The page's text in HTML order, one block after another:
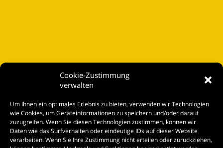
Cookie-Zustimmung
verwalten
Um Ihnen ein optimales Erlebnis zu bieten, verwenden wir Technologien
wie Cookies, um Geräteinformationen zu speichern und/oder darauf
zuzugreifen. Wenn Sie diesen Technologien zustimmen, können wir
Daten wie das Surfverhalten oder eindeutige IDs auf dieser Website
verarbeiten. Wenn Sie Ihre Zustimmung nicht erteilen oder zurückziehen,
Spielplan
Kontakt